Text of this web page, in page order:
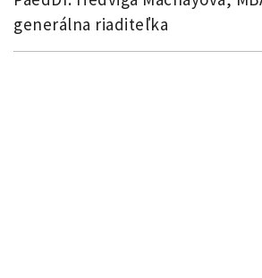
generálna riaditeľka